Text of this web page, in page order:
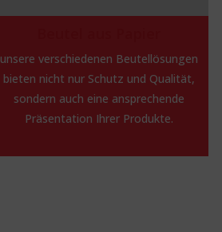
unsere verschiedenen Beutellösungen
bieten nicht nur Schutz und Qualität,
sondern auch eine ansprechende
Präsentation Ihrer Produkte.